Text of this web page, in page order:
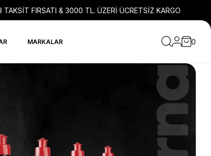
TAKSİT FIRSATI & 3000 TL. ÜZERİ ÜCRETSİZ KARGO
MARKALAR 0